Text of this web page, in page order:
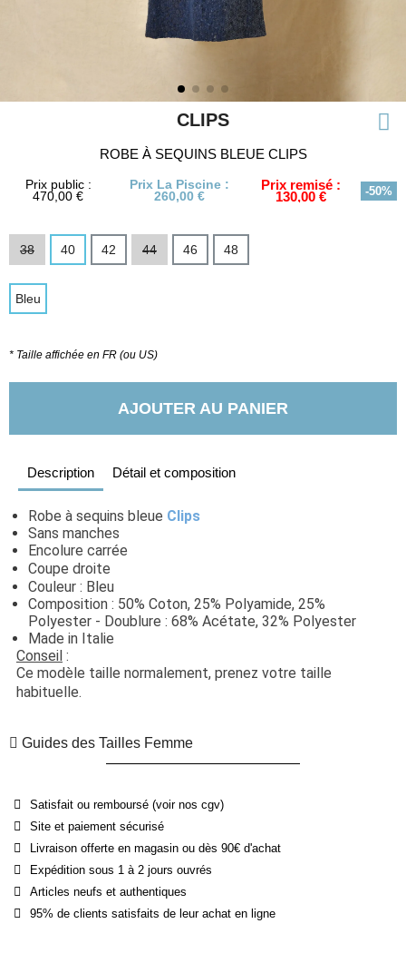
CLIPS
ROBE À SEQUINS BLEUE CLIPS
Prix public :
470,00 €
Prix La Piscine :
260,00 €
Prix remisé :
130,00 € -50%
38 40 42 44 46 48
Bleu
* Taille affichée en FR (ou US)
AJOUTER AU PANIER
Description Détail et composition
Robe à sequins bleue Clips
Sans manches
Encolure carrée
Coupe droite
Couleur : Bleu
Composition : 50% Coton, 25% Polyamide, 25%
Polyester - Doublure : 68% Acétate, 32% Polyester
Made in Italie
Conseil :
Ce modèle taille normalement, prenez votre taille
habituelle.
Guides des Tailles Femme
Satisfait ou remboursé (voir nos cgv)
Site et paiement sécurisé
Livraison offerte en magasin ou dès 90€ d'achat
Expédition sous 1 à 2 jours ouvrés
Articles neufs et authentiques
95% de clients satisfaits de leur achat en ligne